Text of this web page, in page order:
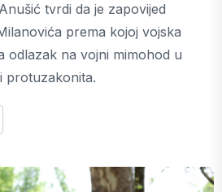
tvrdi da je zapovijed
prema kojoj vojska
odlazak na vojni mimohod u
protuzakonita.